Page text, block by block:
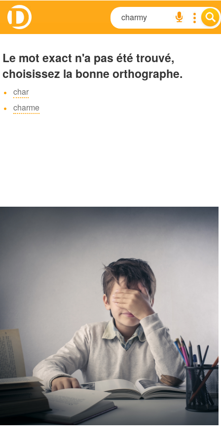
Le mot exact n'a pas été trouvé,
choisissez la bonne orthographe.
char
charme